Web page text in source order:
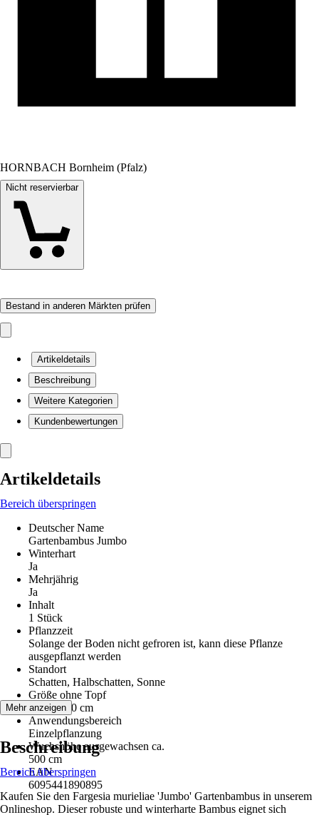
HORNBACH Bornheim (Pfalz)
Nicht reservierbar
Bestand in anderen Märkten prüfen
Artikeldetails
Beschreibung
Weitere Kategorien
Kundenbewertungen
Artikeldetails
Bereich überspringen
Deutscher Name
Gartenbambus Jumbo
Winterhart
Ja
Mehrjährig
Ja
Inhalt
1 Stück
Pflanzzeit
Solange der Boden nicht gefroren ist, kann diese Pflanze
ausgepflanzt werden
Standort
Schatten, Halbschatten, Sonne
Größe ohne Topf
60 cm - 80 cm
Anwendungsbereich
Einzelpflanzung
Wuchshöhe ausgewachsen ca.
500 cm
EAN
6095441890895
Mehr anzeigen
Beschreibung
Bereich überspringen
Kaufen Sie den Fargesia murieliae 'Jumbo' Gartenbambus in unserem
Onlineshop. Dieser robuste und winterharte Bambus eignet sich